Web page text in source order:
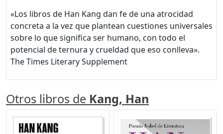
«Los libros de Han Kang dan fe de una atrocidad
concreta a la vez que plantean cuestiones universales
sobre lo que significa ser humano, con todo el
potencial de ternura y crueldad que eso conlleva».
The Times Literary Supplement
Otros libros de Kang, Han